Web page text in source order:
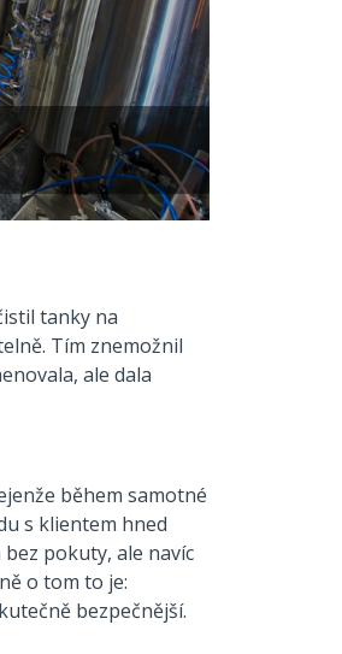
tanky na
Tím znemožnil
ale dala
během samotné
s klientem hned
pokuty, ale navíc
o tom to je:
bezpečnější.